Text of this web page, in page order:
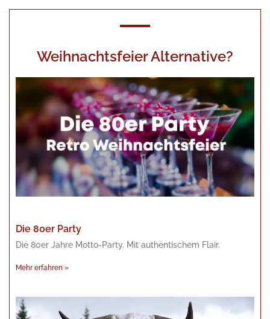
Weihnachtsfeier Alternative?
Die 80er Party
Die 80er Jahre Motto-Party. Mit authentischem Flair.
Mehr erfahren »